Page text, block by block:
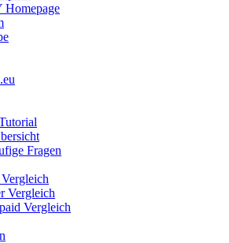
Homepage
Fragen
Vergleich
Vergleich